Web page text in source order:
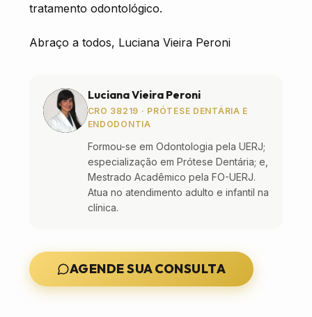
tratamento odontológico.
Abraço a todos, Luciana Vieira Peroni
Luciana Vieira Peroni
CRO 38219 · PRÓTESE DENTÁRIA E
ENDODONTIA
Formou-se em Odontologia pela UERJ;
especialização em Prótese Dentária; e,
Mestrado Acadêmico pela FO-UERJ.
Atua no atendimento adulto e infantil na
clínica.
AGENDE SUA CONSULTA